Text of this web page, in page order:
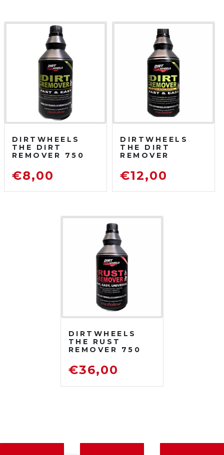
DIRTWHEELS
THE DIRT
REMOVER 750
SGRASSATORE
DETERGENTE
€8,00
DIRTWHEELS
THE DIRT
REMOVER
750 ML
SGRASSATORE
€12,00
DIRTWHEELS
THE RUST
REMOVER 750
DISOSSIDANTE
RIMUOVI
€36,00